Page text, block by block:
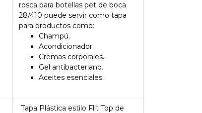
rosca para botellas pet de boca
28/410 puede servir como tapa
para productos como:
Champú.
Acondicionador.
Cremas corporales.
Gel antibacteriano.
Aceites esenciales.
Tapa Plástica estilo Flit Top de